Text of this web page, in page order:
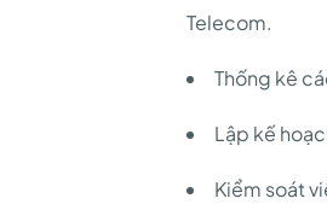
Telecom.
Thống kê
Lập kế
Kiểm soát